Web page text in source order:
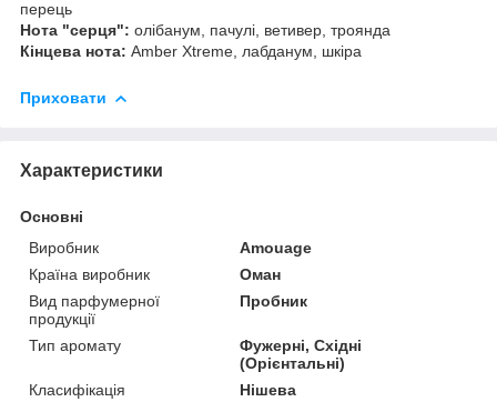
перець
Нота "серця": олібанум, пачулі, ветивер, троянда
Кінцева нота: Amber Xtreme, лабданум, шкіра
Приховати
Характеристики
Основні
Виробник
Amouage
Країна виробник
Оман
Вид парфумерної
продукції
Пробник
Тип аромату
Фужерні, Східні
(Орієнтальні)
Класифікація
Нішева